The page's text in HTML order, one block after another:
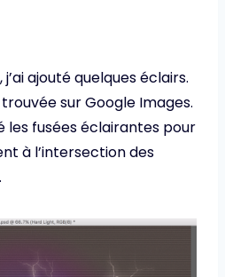
ajouté quelques éclairs.
sur Google Images.
les fusées éclairantes pour
à l’intersection des